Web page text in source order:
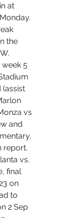
at
the
5
(assist
vs
and
report.
vs.
final
on
to
2 Sep